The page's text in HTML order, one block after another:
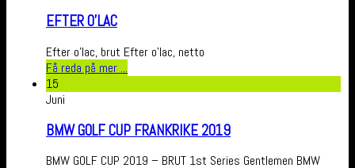
EFTER O’LAC
Efter o'lac, brut Efter o’lac, netto
Få reda på mer ...
15
Juni
BMW GOLF CUP FRANKRIKE 2019
BMW GOLF CUP 2019 – BRUT 1st Series Gentlemen BMW